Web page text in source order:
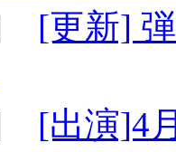
[更新]
[出演]4